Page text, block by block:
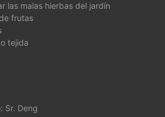
las malas hierbas del jardín
frutas
tejida
Sr. Deng